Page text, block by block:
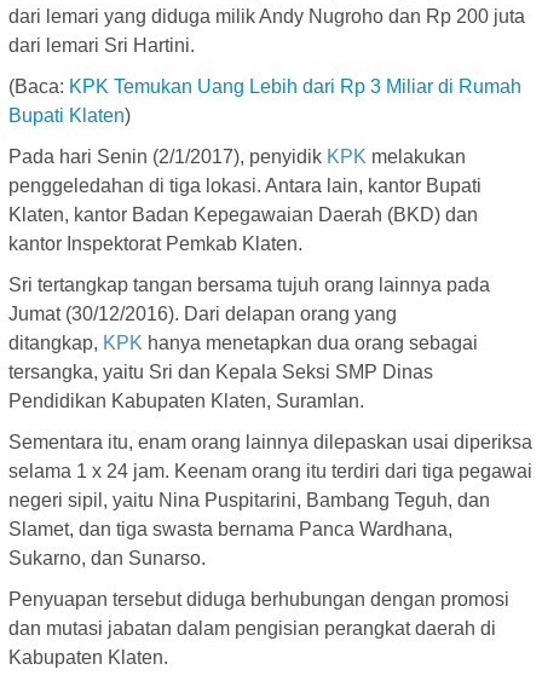
dari lemari yang diduga milik Andy Nugroho dan Rp 200 juta
dari lemari Sri Hartini.
(Baca: KPK Temukan Uang Lebih dari Rp 3 Miliar di Rumah
Bupati Klaten)
Pada hari Senin (2/1/2017), penyidik KPK melakukan
penggeledahan di tiga lokasi. Antara lain, kantor Bupati
Klaten, kantor Badan Kepegawaian Daerah (BKD) dan
kantor Inspektorat Pemkab Klaten.
Sri tertangkap tangan bersama tujuh orang lainnya pada
Jumat (30/12/2016). Dari delapan orang yang
ditangkap, KPK hanya menetapkan dua orang sebagai
tersangka, yaitu Sri dan Kepala Seksi SMP Dinas
Pendidikan Kabupaten Klaten, Suramlan.
Sementara itu, enam orang lainnya dilepaskan usai diperiksa
selama 1 x 24 jam. Keenam orang itu terdiri dari tiga pegawai
negeri sipil, yaitu Nina Puspitarini, Bambang Teguh, dan
Slamet, dan tiga swasta bernama Panca Wardhana,
Sukarno, dan Sunarso.
Penyuapan tersebut diduga berhubungan dengan promosi
dan mutasi jabatan dalam pengisian perangkat daerah di
Kabupaten Klaten.